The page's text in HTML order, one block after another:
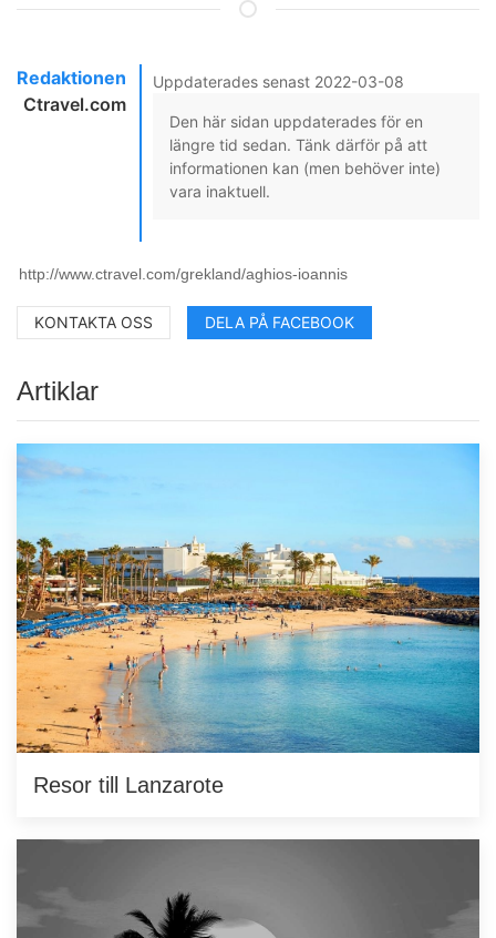
Redaktionen
Ctravel.com
Uppdaterades senast 2022-03-08
Den här sidan uppdaterades för en
längre tid sedan. Tänk därför på att
informationen kan (men behöver inte)
vara inaktuell.
KONTAKTA OSS DELA PÅ FACEBOOK
Artiklar
Resor till Lanzarote